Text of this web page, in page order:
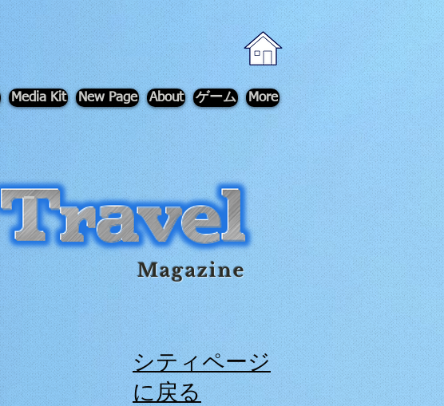
Media Kit New Page About ゲーム More
-
Magazine
シティページ
に戻る